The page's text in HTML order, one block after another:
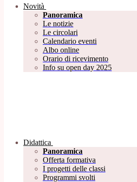
Novità
Panoramica
Le notizie
Le circolari
Calendario eventi
Albo online
Orario di ricevimento
Info su open day 2025
Didattica
Panoramica
Offerta formativa
I progetti delle classi
Programmi svolti